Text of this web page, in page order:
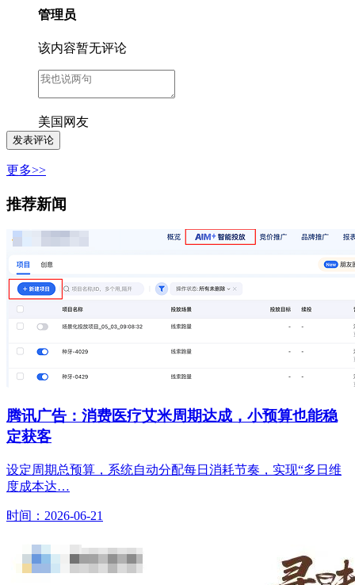
管理员
该内容暂无评论
美国网友
更多>>
推荐新闻
腾讯广告：消费医疗艾米周期达成，小预算也能稳
定获客
设定周期总预算，系统自动分配每日消耗节奏，实现“多日维
度成本达…
时间：2026-06-21